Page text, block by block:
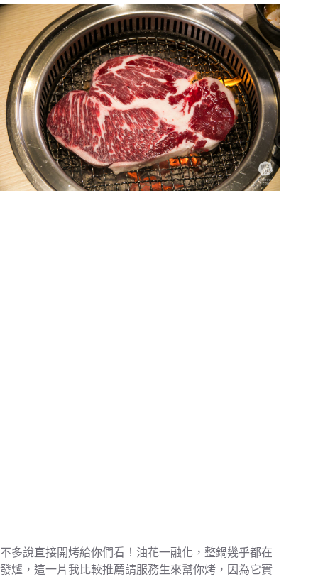
不多說直接開烤給你們看！油花一融化，整鍋幾乎都在
發爐，這一片我比較推薦請服務生來幫你烤，因為它實